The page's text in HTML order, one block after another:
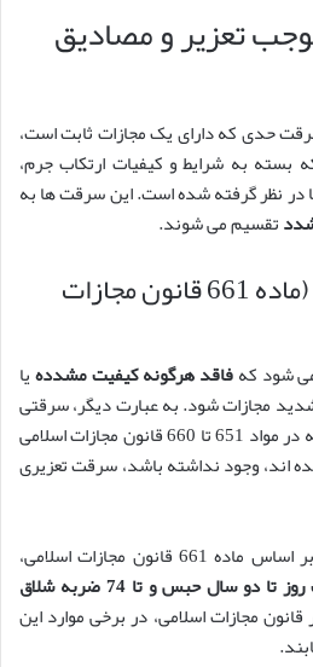
تعزیر و مصادیق
حدی که دارای یک مجازات ثابت است،
بسته به شرایط و کیفیات ارتکاب جرم،
در نظر گرفته شده است. این سرقت ها به
تقسیم می شوند.
سرقت تعزیری ساده (ماده 661 قانون مجازات
شود کهفاقد هرگونه کیفیت مشددهیا
مجازات شود. به عبارت دیگر، سرقتی
که در آن هیچ یک از شرایطی که در مواد 651 تا 660 قانون مجازات اسلامی
وجود نداشته باشد، سرقت تعزیری
بر اساس ماده 661 قانون مجازات اسلامی،
دو سال حبس و تا 74 ضربه شلاق
قانون مجازات اسلامی، در برخی موارد این